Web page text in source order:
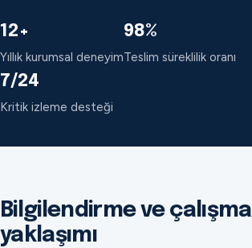
12+
Yıllık kurumsal deneyim
98%
Teslim süreklilik oranı
7/24
Kritik izleme desteği
Bilgilendirme ve çalışma
yaklaşımı